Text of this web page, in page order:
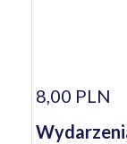
8,00 PLN